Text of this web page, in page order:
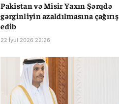
Pakistan və Misir Yaxın Şərqdə
gərginliyin azaldılmasına çağırış
edib
22 İyul 2026 22:26